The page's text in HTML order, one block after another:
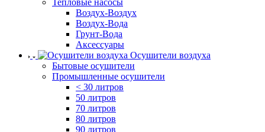
Тепловые насосы
Воздух-Воздух
Воздух-Вода
Грунт-Вода
Аксессуары
Осушители воздуха
Бытовые осушители
Промышленные осушители
< 30 литров
50 литров
70 литров
80 литров
90 литров